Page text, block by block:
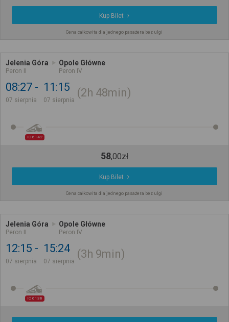
Kup Bilet
Cena całkowita dla jednego pasażera bez ulgi
Jelenia Góra
Peron II
Opole Główne
Peron IV
08:27
07 sierpnia
11:15
07 sierpnia
2h 48min
IC 6142
58,00zł
Kup Bilet
Cena całkowita dla jednego pasażera bez ulgi
Jelenia Góra
Peron II
Opole Główne
Peron IV
12:15
07 sierpnia
15:24
07 sierpnia
3h 9min
IC 6138